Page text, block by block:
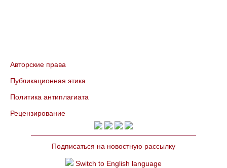
Авторские права
Публикационная этика
Политика антиплагиата
Рецензирование
Подписаться на новостную рассылку
Switch to English language